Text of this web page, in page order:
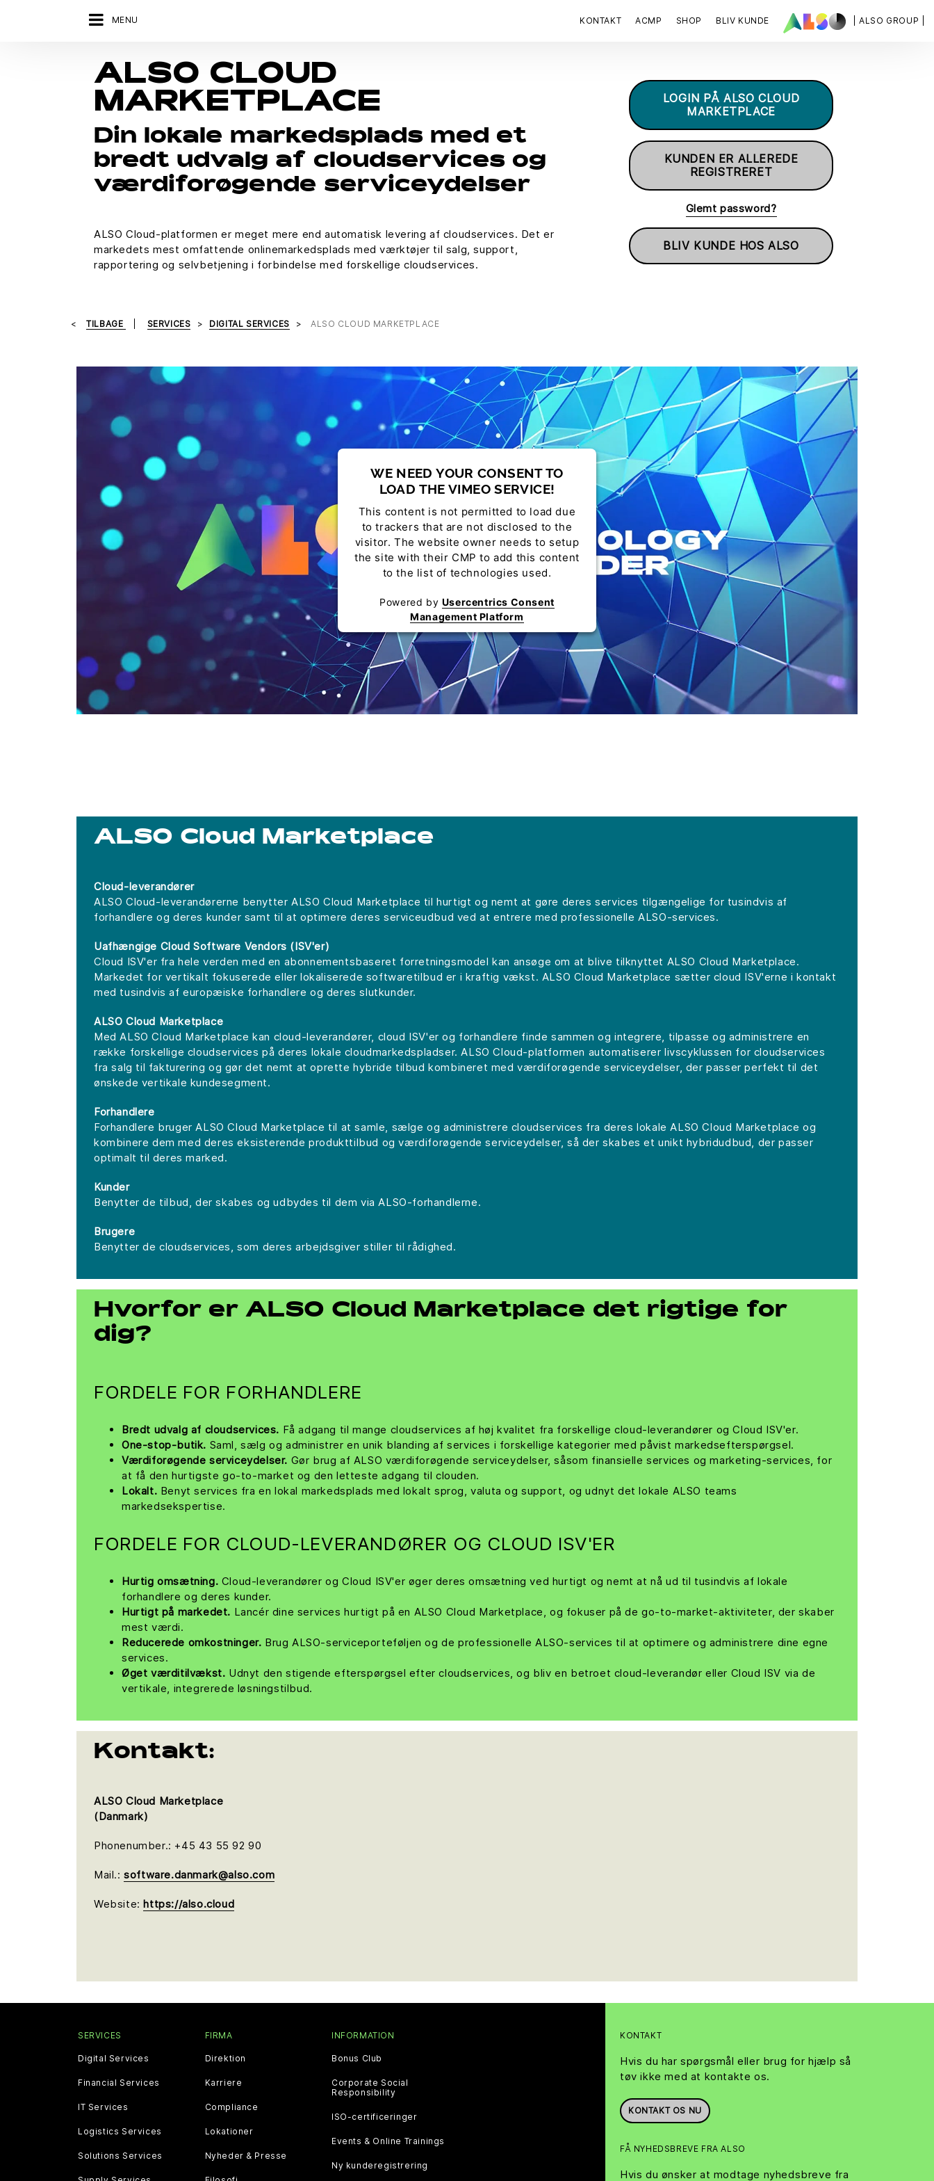
MENU | ALSO GROUP |
KONTAKT ACMP SHOP BLIV KUNDE
ALSO CLOUD
MARKETPLACE
Din lokale markedsplads med et
bredt udvalg af cloudservices og
værdiforøgende serviceydelser
ALSO Cloud-platformen er meget mere end automatisk levering af cloudservices. Det er
markedets mest omfattende onlinemarkedsplads med værktøjer til salg, support,
rapportering og selvbetjening i forbindelse med forskellige cloudservices.
LOGIN PÅ ALSO CLOUD
MARKETPLACE
KUNDEN ER ALLEREDE
REGISTRERET
Glemt password?
BLIV KUNDE HOS ALSO
TILBAGE SERVICES DIGITAL SERVICES ALSO CLOUD MARKETPLACE
WE NEED YOUR CONSENT TO
LOAD THE VIMEO SERVICE!
This content is not permitted to load due
to trackers that are not disclosed to the
visitor. The website owner needs to setup
the site with their CMP to add this content
to the list of technologies used.
Powered by Usercentrics Consent
Management Platform
ALSO Cloud Marketplace
Cloud-leverandører
ALSO Cloud-leverandørerne benytter ALSO Cloud Marketplace til hurtigt og nemt at gøre deres services tilgængelige for tusindvis af
forhandlere og deres kunder samt til at optimere deres serviceudbud ved at entrere med professionelle ALSO-services.
Uafhængige Cloud Software Vendors (ISV'er)
Cloud ISV'er fra hele verden med en abonnementsbaseret forretningsmodel kan ansøge om at blive tilknyttet ALSO Cloud Marketplace.
Markedet for vertikalt fokuserede eller lokaliserede softwaretilbud er i kraftig vækst. ALSO Cloud Marketplace sætter cloud ISV'erne i kontakt
med tusindvis af europæiske forhandlere og deres slutkunder.
ALSO Cloud Marketplace
Med ALSO Cloud Marketplace kan cloud-leverandører, cloud ISV'er og forhandlere finde sammen og integrere, tilpasse og administrere en
række forskellige cloudservices på deres lokale cloudmarkedspladser. ALSO Cloud-platformen automatiserer livscyklussen for cloudservices
fra salg til fakturering og gør det nemt at oprette hybride tilbud kombineret med værdiforøgende serviceydelser, der passer perfekt til det
ønskede vertikale kundesegment.
Forhandlere
Forhandlere bruger ALSO Cloud Marketplace til at samle, sælge og administrere cloudservices fra deres lokale ALSO Cloud Marketplace og
kombinere dem med deres eksisterende produkttilbud og værdiforøgende serviceydelser, så der skabes et unikt hybridudbud, der passer
optimalt til deres marked.
Kunder
Benytter de tilbud, der skabes og udbydes til dem via ALSO-forhandlerne.
Brugere
Benytter de cloudservices, som deres arbejdsgiver stiller til rådighed.
Hvorfor er ALSO Cloud Marketplace det rigtige for
dig?
FORDELE FOR FORHANDLERE
Bredt udvalg af cloudservices. Få adgang til mange cloudservices af høj kvalitet fra forskellige cloud-leverandører og Cloud ISV'er.
One-stop-butik. Saml, sælg og administrer en unik blanding af services i forskellige kategorier med påvist markedsefterspørgsel.
Værdiforøgende serviceydelser. Gør brug af ALSO værdiforøgende serviceydelser, såsom finansielle services og marketing-services, for
at få den hurtigste go-to-market og den letteste adgang til clouden.
Lokalt. Benyt services fra en lokal markedsplads med lokalt sprog, valuta og support, og udnyt det lokale ALSO teams
markedsekspertise.
FORDELE FOR CLOUD-LEVERANDØRER OG CLOUD ISV'ER
Hurtig omsætning. Cloud-leverandører og Cloud ISV'er øger deres omsætning ved hurtigt og nemt at nå ud til tusindvis af lokale
forhandlere og deres kunder.
Hurtigt på markedet. Lancér dine services hurtigt på en ALSO Cloud Marketplace, og fokuser på de go-to-market-aktiviteter, der skaber
mest værdi.
Reducerede omkostninger. Brug ALSO-serviceporteføljen og de professionelle ALSO-services til at optimere og administrere dine egne
services.
Øget værditilvækst. Udnyt den stigende efterspørgsel efter cloudservices, og bliv en betroet cloud-leverandør eller Cloud ISV via de
vertikale, integrerede løsningstilbud.
Kontakt:
ALSO Cloud Marketplace
(Danmark)
Phonenumber.: +45 43 55 92 90
Mail.:software.danmark@also.com
Website: https://also.cloud
KONTAKT
Hvis du har spørgsmål eller brug for hjælp så
tøv ikke med at kontakte os.
KONTAKT OS NU
FÅ NYHEDSBREVE FRA ALSO
Hvis du ønsker at modtage nyhedsbreve fra
SERVICES
Digital Services
Financial Services
IT Services
Logistics Services
Solutions Services
FIRMA
Direktion
Karriere
Compliance
Lokationer
Nyheder & Presse
INFORMATION
Bonus Club
Corporate Social
Responsibility
ISO-certificeringer
Events & Online Trainings
Ny kunderegistrering